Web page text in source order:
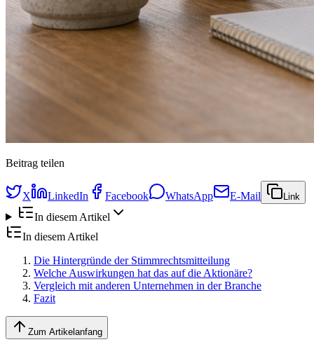
Beitrag teilen
X LinkedIn Facebook WhatsApp E-Mail Link
In diesem Artikel
In diesem Artikel
Die Hintergründe der Stimmrechtsmitteilung
Welche Auswirkungen hat das auf die Aktionäre?
Vergleich mit anderen Unternehmen in der Branche
Fazit
Zum Artikelanfang